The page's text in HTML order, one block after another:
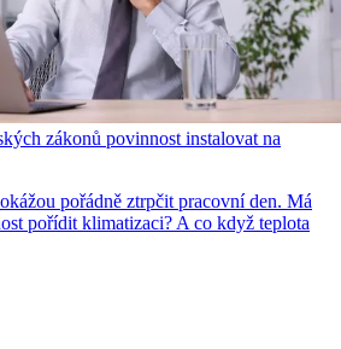
zákonů povinnost instalovat na
pořádně ztrpčit pracovní den. Má
pořídit klimatizaci? A co když teplota